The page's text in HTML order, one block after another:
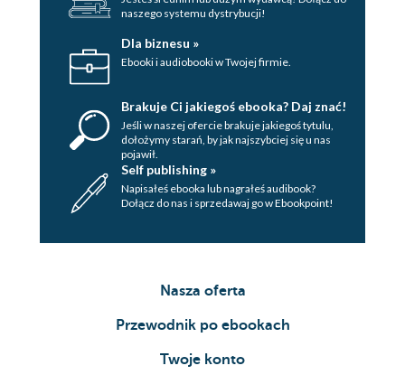
naszego systemu dystrybucji!
Dla biznesu »
Ebooki i audiobooki w Twojej firmie.
Brakuje Ci jakiegoś ebooka? Daj znać!
Jeśli w naszej ofercie brakuje jakiegoś tytulu,
dołożymy starań, by jak najszybciej się u nas
pojawił.
Self publishing »
Napisałeś ebooka lub nagrałeś audibook?
Dołącz do nas i sprzedawaj go w Ebookpoint!
Nasza oferta
Przewodnik po ebookach
Twoje konto